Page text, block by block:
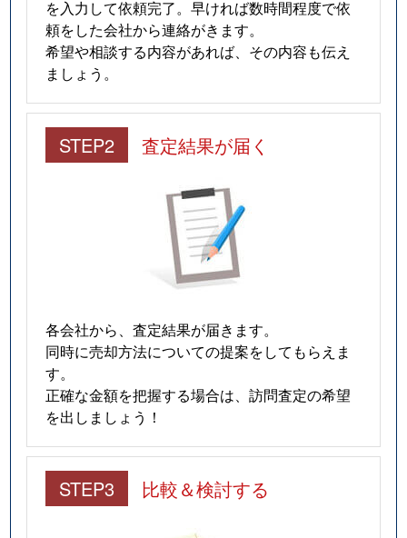
を入力して依頼完了。早ければ数時間程度で依
頼をした会社から連絡がきます。
希望や相談する内容があれば、その内容も伝え
ましょう。
STEP2 査定結果が届く
各会社から、査定結果が届きます。
同時に売却方法についての提案をしてもらえま
す。
正確な金額を把握する場合は、訪問査定の希望
を出しましょう！
STEP3 比較＆検討する